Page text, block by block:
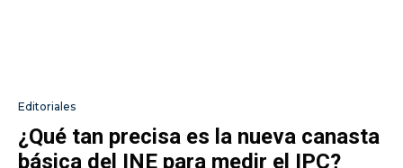
Editoriales
¿Qué tan precisa es la nueva canasta
básica del INE para medir el IPC?